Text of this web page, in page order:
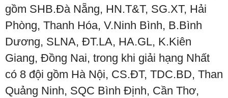
gồm SHB.Đà Nẵng, HN.T&T, SG.XT, Hải
Phòng, Thanh Hóa, V.Ninh Bình, B.Bình
Dương, SLNA, ĐT.LA, HA.GL, K.Kiên
Giang, Đồng Nai, trong khi giải hạng Nhất
có 8 đội gồm Hà Nội, CS.ĐT, TDC.BD, Than
Quảng Ninh, SQC Bình Định, Cần Thơ,